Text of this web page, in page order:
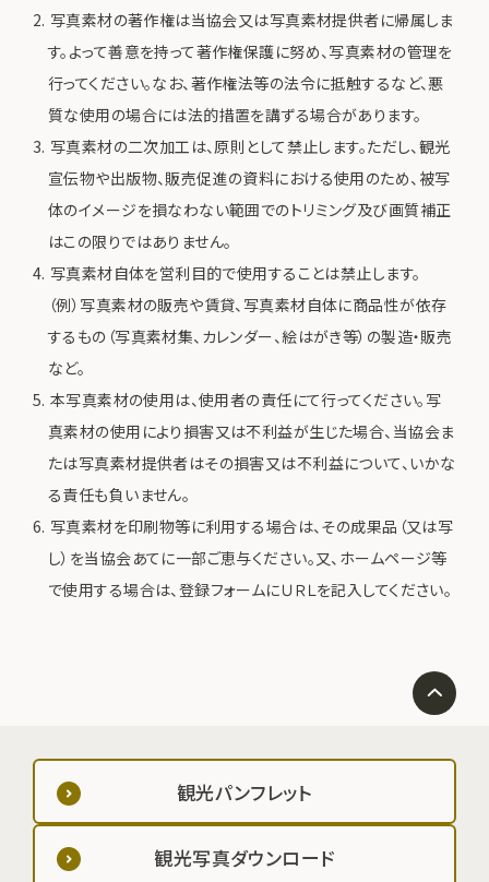
写真素材の著作権は当協会又は写真素材提供者に帰属しま
す。よって善意を持って著作権保護に努め、写真素材の管理を
行ってください。なお、著作権法等の法令に抵触するなど、悪
質な使用の場合には法的措置を講ずる場合があります。
写真素材の二次加工は、原則として禁止します。ただし、観光
宣伝物や出版物、販売促進の資料における使用のため、被写
体のイメージを損なわない範囲でのトリミング及び画質補正
はこの限りではありません。
写真素材自体を営利目的で使用することは禁止します。
（例）写真素材の販売や賃貸、写真素材自体に商品性が依存
するもの（写真素材集、カレンダー、絵はがき等）の製造・販売
など。
本写真素材の使用は、使用者の責任にて行ってください。写
真素材の使用により損害又は不利益が生じた場合、当協会ま
たは写真素材提供者はその損害又は不利益について、いかな
る責任も負いません。
写真素材を印刷物等に利用する場合は、その成果品（又は写
し）を当協会あてに一部ご恵与ください。又、ホームページ等
で使用する場合は、登録フォームにＵＲＬを記入してください。
観光パンフレット
観光写真ダウンロード